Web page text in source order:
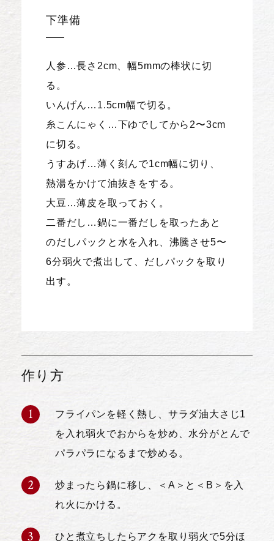
下準備
人参…長さ2cm、幅5mmの棒状に切
る。
いんげん…1.5cm幅で切る。
糸こんにゃく…下ゆでしてから2〜3cm
に切る。
うすあげ…薄く刻んで1cm幅に切り、
熱湯をかけて油抜きをする。
大豆…薄皮を取っておく。
二番だし…鍋に一番だしを取ったあと
のだしパックと水を入れ、沸騰させ5〜
6分弱火で煮出して、だしパックを取り
出す。
作り方
フライパンを軽く熱し、サラダ油大さじ1
を入れ弱火でおからを炒め、水分がとんで
パラパラになるまで炒める。
炒まったら鍋に移し、＜A＞と＜B＞を入
れ火にかける。
ひと煮立ちしたらアクを取り弱火で5分ほ